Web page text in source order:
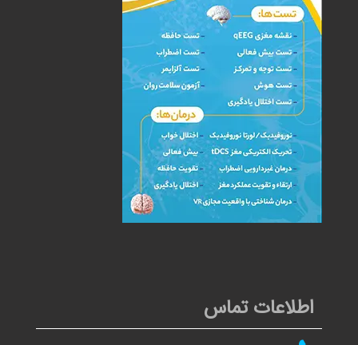
اطلاعات تماس